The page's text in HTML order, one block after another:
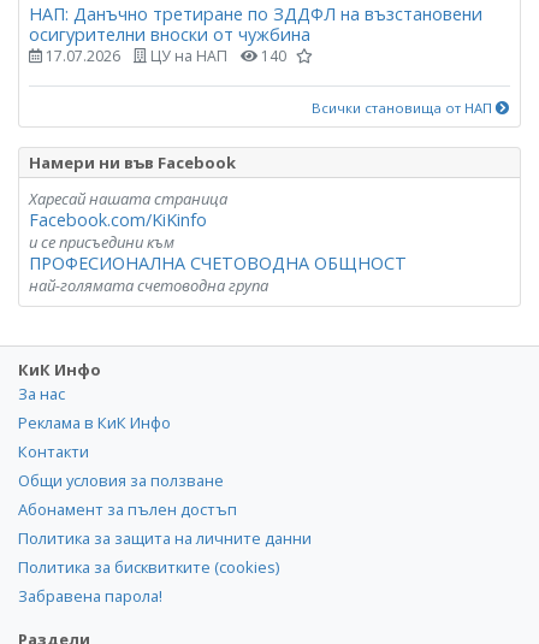
НАП: Данъчно третиране по ЗДДФЛ на възстановени
осигурителни вноски от чужбина
17.07.2026 ЦУ на НАП 140
Всички становища от НАП
Намери ни във Facebook
Харесай нашата страница
Facebook.com/KiKinfo
и се присъедини към
ПРОФЕСИОНАЛНА СЧЕТОВОДНА ОБЩНОСТ
най-голямата счетоводна група
КиК Инфо
За нас
Реклама в КиК Инфо
Контакти
Общи условия за ползване
Абонамент за пълен достъп
Политика за защита на личните данни
Политика за бисквитките (cookies)
Забравена парола!
Раздели